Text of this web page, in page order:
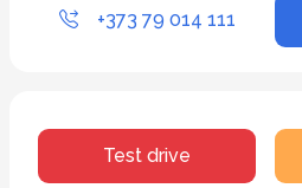
+373 79 014 111
Test drive